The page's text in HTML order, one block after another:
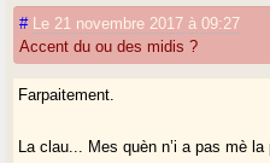
#
Le 21 novembre 2017 à 09:27
Accent du ou des midis ?
Farpaitement.
La clau... Mes quèn n’i a pas mè